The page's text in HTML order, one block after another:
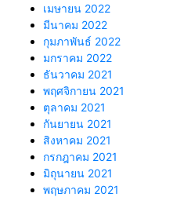
เมษายน 2022
มีนาคม 2022
กุมภาพันธ์ 2022
มกราคม 2022
ธันวาคม 2021
พฤศจิกายน 2021
ตุลาคม 2021
กันยายน 2021
สิงหาคม 2021
กรกฎาคม 2021
มิถุนายน 2021
พฤษภาคม 2021